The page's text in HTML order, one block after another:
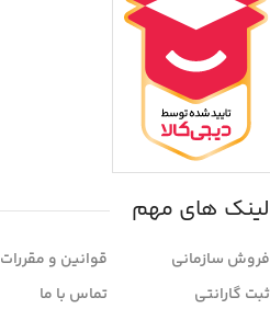
لینک های مهم
فروش سازمانی
ثبت گارانتی
قوانین و مقررات
تماس با ما